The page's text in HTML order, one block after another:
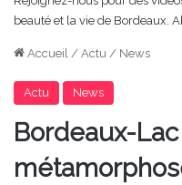
beauté et la vie de Bordeaux.
Accueil / Actu / News
Actu News
Bordeaux-